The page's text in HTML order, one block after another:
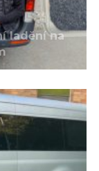
ladění na